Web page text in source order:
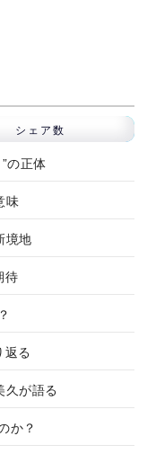
シェア数
の正体
味
境地
待
る
久が語る
か？